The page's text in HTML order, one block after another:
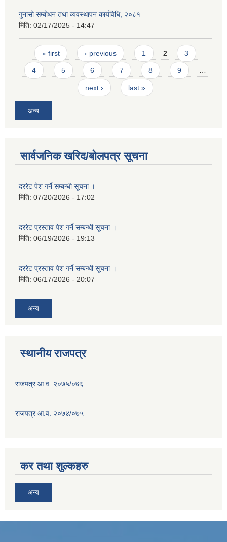
गुनासो सम्बोधन तथा व्यवस्थापन कार्यविधि, २०८१
मिति: 02/17/2025 - 14:47
Pages
« first ‹ previous 1 2 3
4 5 6 7 8 9
next › last »
अन्य
सार्वजनिक खरिद/बोलपत्र सूचना
दररेट पेश गर्ने सम्बन्धी सूचना ।
मिति: 07/20/2026 - 17:02
दररेट प्रस्ताव पेश गर्ने सम्बन्धी सूचना ।
मिति: 06/19/2026 - 19:13
दररेट प्रस्ताव पेश गर्ने सम्बन्धी सूचना ।
मिति: 06/17/2026 - 20:07
अन्य
स्थानीय राजपत्र
राजपत्र आ.व. २०७५/०७६
राजपत्र आ.व. २०७४/०७५
कर तथा शुल्कहरु
अन्य